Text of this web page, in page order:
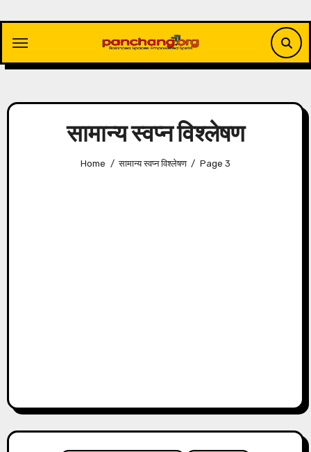
content
सामान्य स्वप्न विश्लेषण
Home सामान्य स्वप्न विश्लेषण Page 3